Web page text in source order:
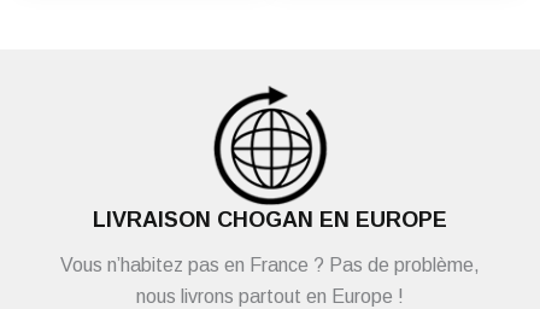
LIVRAISON CHOGAN EN EUROPE
Vous n’habitez pas en France ? Pas de problème,
nous livrons partout en Europe !